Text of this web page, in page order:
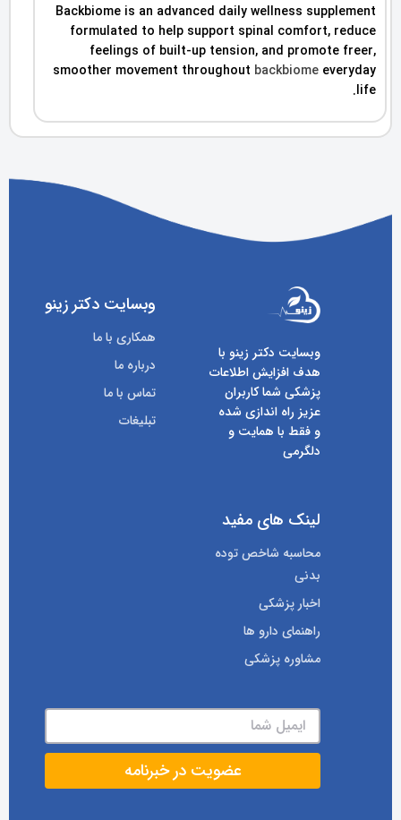
Backbiome is an advanced daily wellness supplement
formulated to help support spinal comfort, reduce
feelings of built-up tension, and promote freer,
smoother movement throughout backbiome everyday
life.
وبسایت دکتر زینو با
هدف افزایش اطلاعات
پزشکی شما کاربران
عزیز راه اندازی شده
و فقط با همایت و
دلگرمی
وبسایت دکتر زینو
همکاری با ما
درباره ما
تماس با ما
تبلیغات
لینک های مفید
محاسبه شاخص توده
بدنی
اخبار پزشکی
راهنمای دارو ها
مشاوره پزشکی